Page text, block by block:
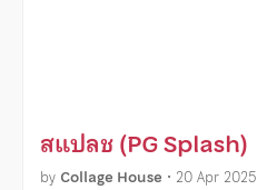
สแปลช (PG Splash)
by Collage House • 20 Apr 2025